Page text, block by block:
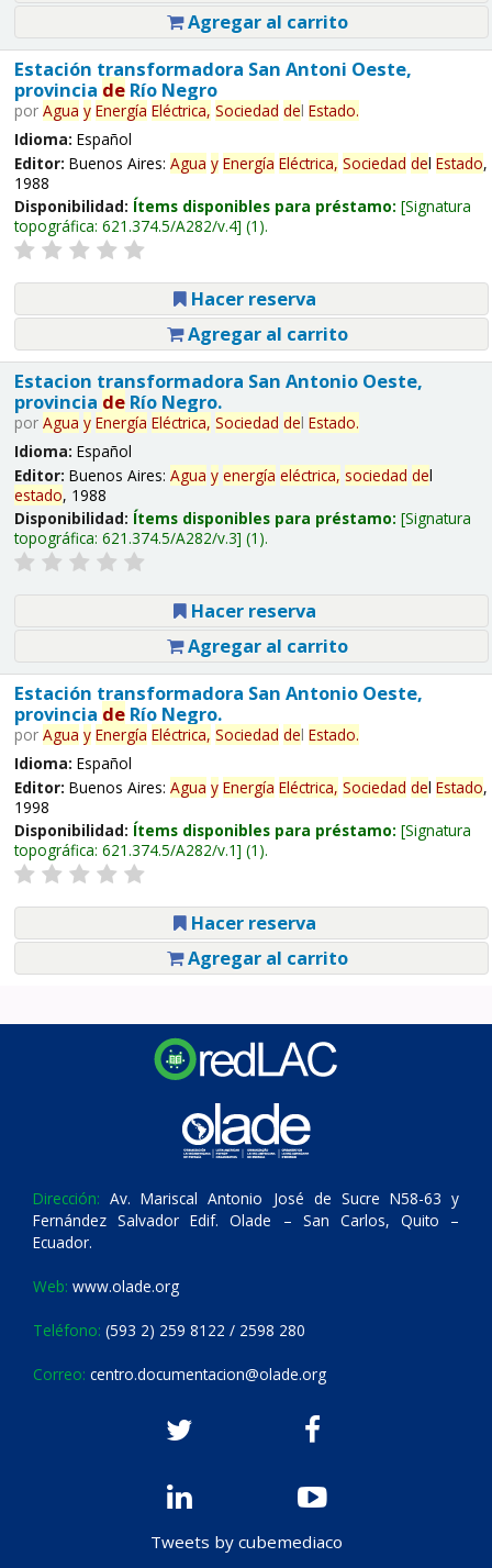
Agregar al carrito
Estación transformadora San Antoni Oeste,
provincia deRío Negro
por Agua y Energía Eléctrica, Sociedad del Estado.
Idioma: Español
Editor: Buenos Aires: Agua y Energía Eléctrica, Sociedad del Estado,
1988
Disponibilidad: Ítems disponibles para préstamo: Signatura
topográfica: 621.374.5/A282/v.4 (1).
Hacer reserva
Agregar al carrito
Estacion transformadora San Antonio Oeste,
provincia deRío Negro.
por Agua y Energía Eléctrica, Sociedad del Estado.
Idioma: Español
Editor: Buenos Aires: Agua y energía eléctrica, sociedad del
estado, 1988
Disponibilidad: Ítems disponibles para préstamo: Signatura
topográfica: 621.374.5/A282/v.3 (1).
Hacer reserva
Agregar al carrito
Estación transformadora San Antonio Oeste,
provincia deRío Negro.
por Agua y Energía Eléctrica, Sociedad del Estado.
Idioma: Español
Editor: Buenos Aires: Agua y Energía Eléctrica, Sociedad del Estado,
1998
Disponibilidad: Ítems disponibles para préstamo: Signatura
topográfica: 621.374.5/A282/v.1 (1).
Hacer reserva
Agregar al carrito
Dirección: Av. Mariscal Antonio José de Sucre N58-63 y
Fernández Salvador Edif. Olade – San Carlos, Quito –
Ecuador.
Web: www.olade.org
Teléfono: (593 2) 259 8122 / 2598 280
Correo: centro.documentacion@olade.org
Tweets by cubemediaco